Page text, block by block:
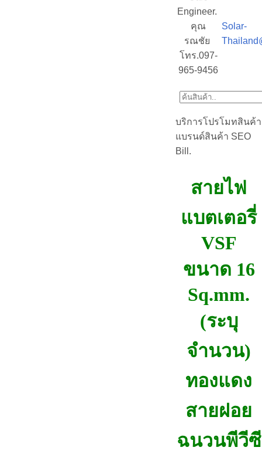
Engineer.
คุณ
รณชัย
โทร.097-
965-9456
Solar-
บริการโปรโมทสินค้า
แบรนด์สินค้า SEO
Bill.
สายไฟ
แบตเตอรี่
VSF
ขนาด 16
Sq.mm.
(ระบุ
จำนวน)
ทองแดง
สายฝอย
ฉนวนพีวีซี